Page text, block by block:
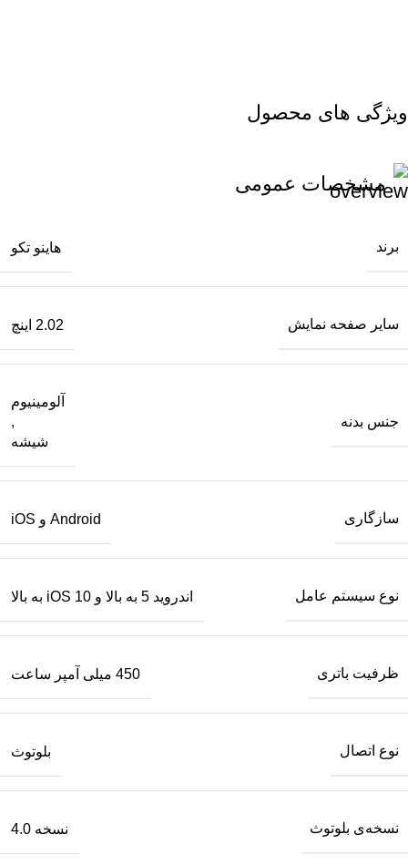
ویژگی های محصول
مشخصات عمومی
برند هاینو تکو
سایر صفحه نمایش 2.02 اینچ
جنس بدنه
آلومینیوم
,
شیشه
سازگاری Android و iOS
نوع سیستم عامل اندروید 5 به بالا و iOS 10 به بالا
ظرفیت باتری 450 میلی آمپر ساعت
نوع اتصال بلوتوث
نسخه‌ی بلوتوث نسخه 4.0